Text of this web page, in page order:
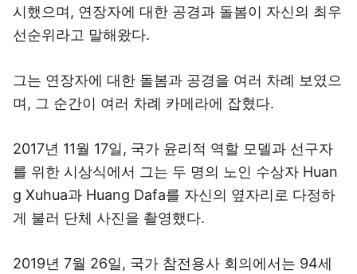
시했으며, 연장자에 대한 공경과 돌봄이 자신의 최우
선순위라고 말해왔다.
그는 연장자에 대한 돌봄과 공경을 여러 차례 보였으
며, 그 순간이 여러 차례 카메라에 잡혔다.
2017년 11월 17일, 국가 윤리적 역할 모델과 선구자
를 위한 시상식에서 그는 두 명의 노인 수상자 Huan
g Xuhua과 Huang Dafa를 자신의 옆자리로 다정하
게 불러 단체 사진을 촬영했다.
2019년 7월 26일, 국가 참전용사 회의에서는 94세